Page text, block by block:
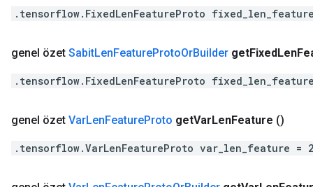
.tensorflow.FixedLenFeatureProto
genel özet SabitLenFeatureProtoOrBuilder getFixedLen
.tensorflow.FixedLenFeatureProto
genel özet VarLenFeatureProto getVarLenFeature ()
.tensorflow.VarLenFeatureProto var_len_feature =